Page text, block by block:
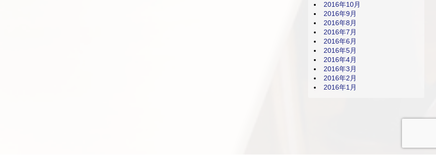
2016年10月
2016年9月
2016年8月
2016年7月
2016年6月
2016年5月
2016年4月
2016年3月
2016年2月
2016年1月